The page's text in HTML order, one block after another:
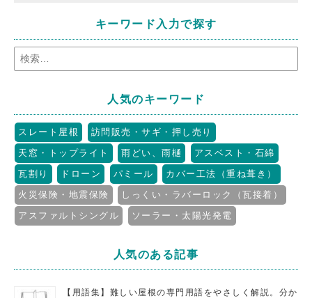
キーワード入力で探す
人気のキーワード
スレート屋根
訪問販売・サギ・押し売り
天窓・トップライト
雨どい、雨樋
アスベスト・石綿
瓦割り
ドローン パミール
カバー工法（重ね葺き）
火災保険・地震保険
しっくい・ラバーロック（瓦接着）
アスファルトシングル
ソーラー・太陽光発電
人気のある記事
【用語集】難しい屋根の専門用語をやさしく解説。分か